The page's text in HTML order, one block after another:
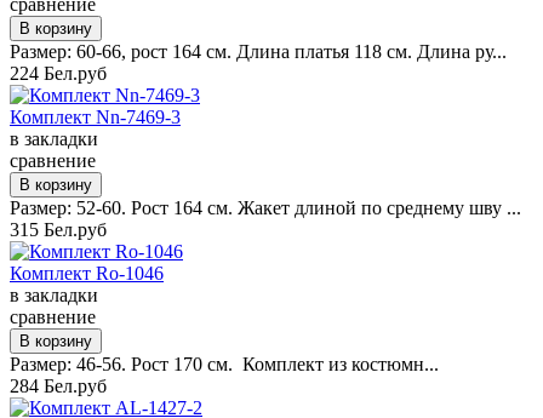
сравнение
Размер: 60-66, рост 164 см. Длина платья 118 см. Длина ру...
224 Бел.руб
Комплект Nn-7469-3
в закладки
сравнение
Размер: 52-60. Рост 164 см. Жакет длиной по среднему шву ...
315 Бел.руб
Комплект Ro-1046
в закладки
сравнение
Размер: 46-56. Рост 170 см. Комплект из костюмн...
284 Бел.руб